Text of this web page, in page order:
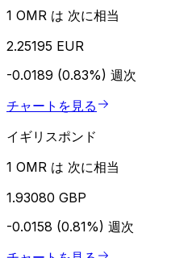
1 OMR は 次に相当
2.25195 EUR
-0.0189 (0.83%) 週次
チャートを見る
イギリスポンド
1 OMR は 次に相当
1.93080 GBP
-0.0158 (0.81%) 週次